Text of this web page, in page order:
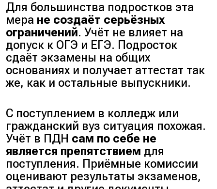
Для большинства подростков эта
мера не создаёт серьёзных
ограничений. Учёт не влияет на
допуск к ОГЭ и ЕГЭ. Подросток
сдаёт экзамены на общих
основаниях и получает аттестат так
же, как и остальные выпускники.
С поступлением в колледж или
гражданский вуз ситуация похожая.
Учёт в ПДН сам по себе не
является препятствием для
поступления. Приёмные комиссии
оценивают результаты экзаменов,